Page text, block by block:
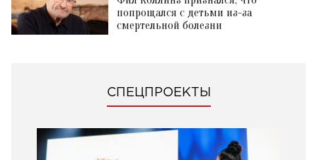
попрощался с детьми из-за
смертельной болезни
СПЕЦПРОЕКТЫ